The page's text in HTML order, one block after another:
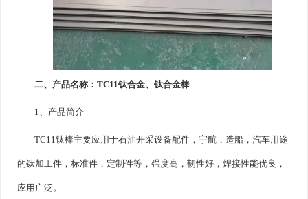
二、产品名称：TC11钛合金、钛合金棒
1、产品简介
TC11钛棒主要应用于石油开采设备配件，宇航，造船，汽车用途
的钛加工件，标准件，定制件等，强度高，韧性好，焊接性能优良，
应用广泛。